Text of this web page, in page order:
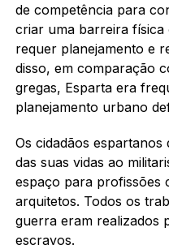
de competência para
criar uma barreira física
requer planejamento e
disso, em comparação
gregas, Esparta era
planejamento urbano
Os cidadãos espartanos
das suas vidas ao
espaço para profissões
arquitetos. Todos os
guerra eram realizados
escravos.